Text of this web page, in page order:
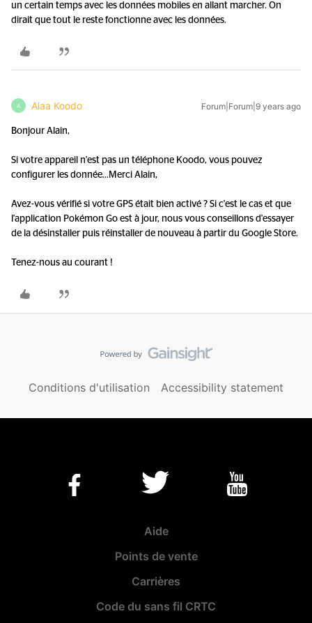
un certain temps avec les données mobiles en allant marcher. On
dirait que tout le reste fonctionne avec les données.
A Alaa Koodo Forum|Forum|9 years ago
Bonjour Alain,
Si votre appareil n'est pas un téléphone Koodo, vous pouvez
configurer les donnée...Merci Alain,
Avez-vous vérifié si votre GPS était bien activé ? Si c'est le cas et que
l'application Pokémon Go est à jour, nous vous conseillons d'essayer
de la désinstaller puis réinstaller de nouveau à partir du Google Store.
Tenez-nous au courant !
Conditions d'utilisation Accessibility statement
Aide
Points de vente
Carrières
Code du sans fil CRTC